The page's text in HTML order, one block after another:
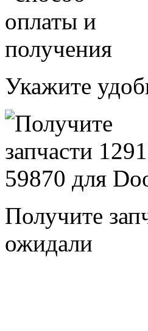
Укажите
Получите
ожидали